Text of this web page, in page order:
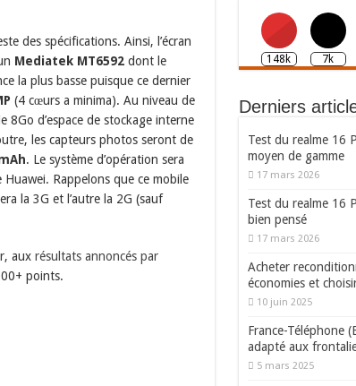
des spécifications. Ainsi, l’écran
Mediatek MT6592dont le
la plus basse puisque ce dernier
(4 cœurs a minima). Au niveau de
8Go d’espace de stockage interne
les capteurs photos seront de
. Le système d’opération sera
Rappelons que ce mobile
la 3G et l’autre la 2G (sauf
aux résultats annoncés par
points.
148k 7k
Derniers
Test du realme 16
moyen de gamme
17 mars 2026
Test du realme 16
bien pensé
17 mars 2026
Acheter
économies et
10 juin 2025
France-Téléphone
adapté aux
5 mars 2025